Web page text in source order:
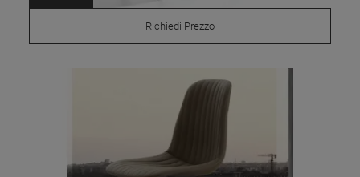
Richiedi Prezzo